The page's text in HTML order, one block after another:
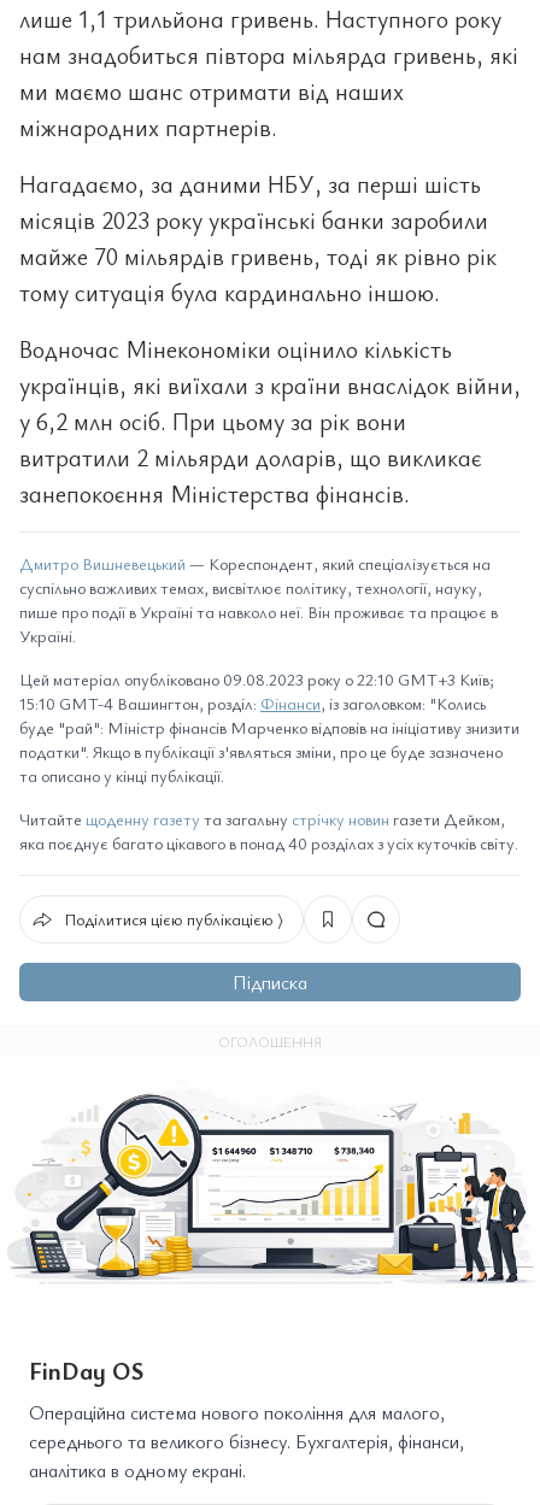
лише 1,1 трильйона гривень. Наступного року
нам знадобиться півтора мільярда гривень, які
ми маємо шанс отримати від наших
міжнародних партнерів.
Нагадаємо, за даними НБУ, за перші шість
місяців 2023 року українські банки заробили
майже 70 мільярдів гривень, тоді як рівно рік
тому ситуація була кардинально іншою.
Водночас Мінекономіки оцінило кількість
українців, які виїхали з країни внаслідок війни,
у 6,2 млн осіб. При цьому за рік вони
витратили 2 мільярди доларів, що викликає
занепокоєння Міністерства фінансів.
Дмитро Вишневецький — Кореспондент, який спеціалізується на
суспільно важливих темах, висвітлює політику, технології, науку,
пише про події в Україні та навколо неї. Він проживає та працює в
Україні.
Цей матеріал опубліковано 09.08.2023 року о 22:10 GMT+3 Київ;
15:10 GMT-4 Вашингтон, розділ: Фінанси, із заголовком: "Колись
буде "рай": Міністр фінансів Марченко відповів на ініціативу знизити
податки". Якщо в публікації з'являться зміни, про це буде зазначено
та описано у кінці публікації.
Читайте щоденну газету та загальну стрічку новин газети Дейком,
яка поєднує багато цікавого в понад 40 розділах з усіх куточків світу.
Поділитися цією публікацією ⟩
Підписка
ОГОЛОШЕННЯ
FinDay OS
Операційна система нового покоління для малого,
середнього та великого бізнесу. Бухгалтерія, фінанси,
аналітика в одному екрані.